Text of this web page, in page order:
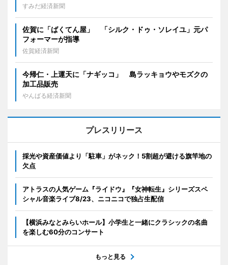
すみだ経済新聞
佐賀に「ばくてん屋」 「シルク・ドゥ・ソレイユ」元パ
フォーマーが指導
佐賀経済新聞
今帰仁・上運天に「ナギッコ」 島ラッキョウやモズクの
加工品販売
やんばる経済新聞
プレスリリース
採光や資産価値より「駐車」がネック！5割超が避ける旗竿地の
欠点
アトラスの人気ゲーム『ライドウ』『女神転生』シリーズスペ
シャル音楽ライブ8/23、ニコニコで独占生配信
【横浜みなとみらいホール】小学生と一緒にクラシックの名曲
を楽しむ60分のコンサート
もっと見る